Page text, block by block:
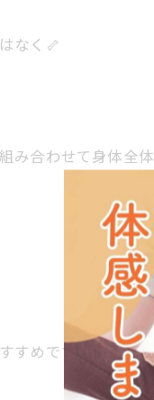
なく🦴
み合わせて身体全
すめです🌿